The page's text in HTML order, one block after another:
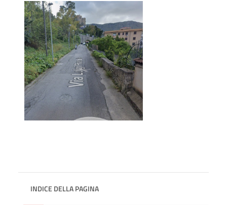
INDICE DELLA PAGINA